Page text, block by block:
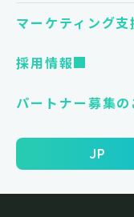
マーケティング支
採用情報
パートナー募集
JP